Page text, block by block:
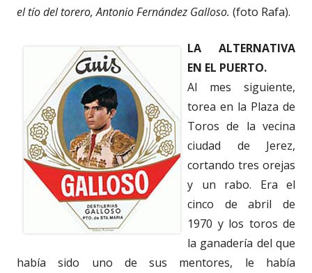
el tío del torero, Antonio Fernández Galloso. (foto Rafa).
LA ALTERNATIVA
EN EL PUERTO.
Al mes siguiente,
torea en la Plaza de
Toros de la vecina
ciudad de Jerez,
cortando tres orejas
y un rabo. Era el
cinco de abril de
1970 y los toros de
la ganadería del que
había sido uno de sus mentores, le había